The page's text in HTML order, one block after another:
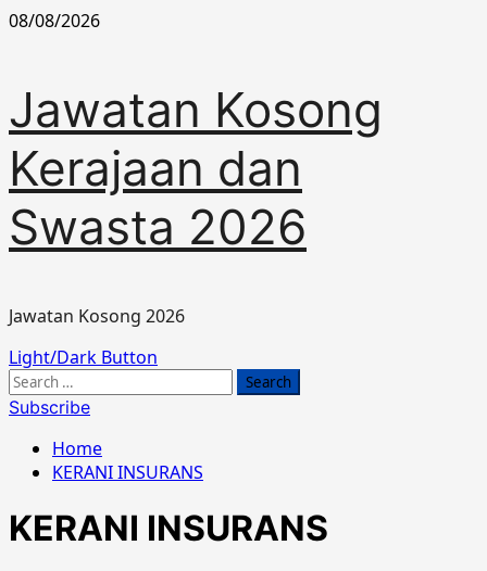
Skip
08/08/2026
Jawatan Kosong
Kerajaan dan
Swasta 2026
Jawatan Kosong 2026
Primary
Menu
Light/Dark Button
Search
for:
Subscribe
Home
KERANI INSURANS
KERANI INSURANS